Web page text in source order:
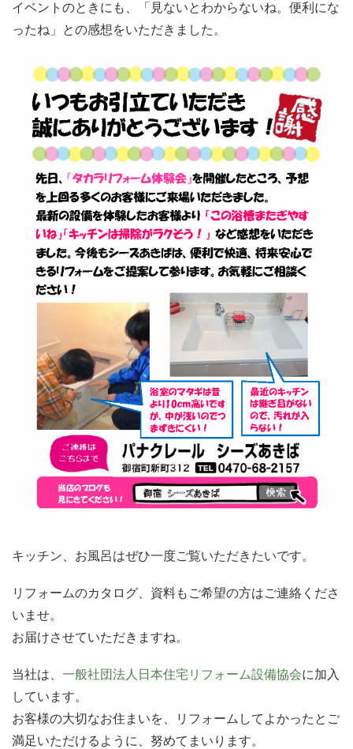
イベントのときにも、「見ないとわからないね。便利にな
ったね」との感想をいただきました。
キッチン、お風呂はぜひ一度ご覧いただきたいです。
リフォームのカタログ、資料もご希望の方はご連絡くださ
いませ。
お届けさせていただきますね。
当社は、 一般社団法人日本住宅リフォーム設備協会に加入
しています。
お客様の大切なお住まいを、リフォームしてよかったとご
満足いただけるように、努めてまいります。